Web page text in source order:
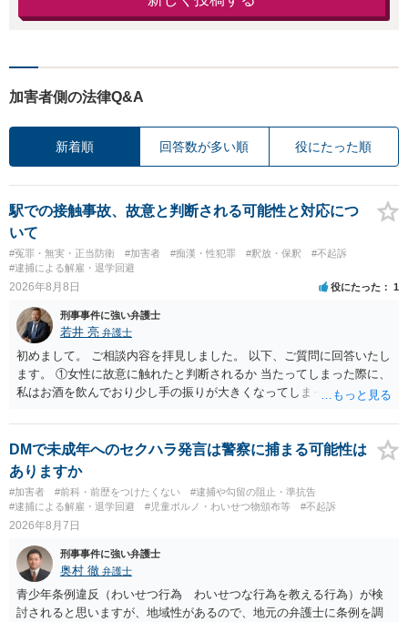
加害者側の法律Q&A
新着順 回答数が多い順 役にたった順
駅での接触事故、故意と判断される可能性と対応につ
いて
#冤罪・無実・正当防衛 #加害者 #痴漢・性犯罪 #釈放・保釈
#不起訴
#逮捕による解雇・退学回避
2026年8月8日 役にたった 1
刑事事件に強い弁護士
若井 亮 弁護士
初めまして。 ご相談内容を拝見しました。 以下、ご質問に回答いたし
ます。 ①女性に故意に触れたと判断されるか 当たってしまった際に、
私はお酒を飲んでおり少し手の振りが大きくなってしまっていたこと
いた場合、故意だと判定されやすいのでしょうか？ お伺いする限り、
故意があると判断されることは無いかと思います。 ②逮捕、呼び出し
の可能性 この行為により、痴漢やその他の犯罪を犯したとして、逮
捕、呼び出しされる可能性はどれほどでしょうか？ 誤って当たってし
まっただけであり、さらにその場で女性等のアクションが無かったこ
とからすると、この後に呼び出される可能性は極めて低いと思いま
能性があると考えれば良いのでしょうか？ 逮捕や呼び出しの可能性は
極めて低いと思います。 連絡が来ることはないでしょう。
DMで未成年へのセクハラ発言は警察に捕まる可能性は
ありますか
#加害者 #前科・前歴をつけたくない
#逮捕や勾留の阻止・準抗告
#逮捕による解雇・退学回避
#児童ポルノ・わいせつ物頒布等 #不起訴
2026年8月7日
刑事事件に強い弁護士
奥村 徹 弁護士
青少年条例違反（わいせつ行為 わいせつな行為を教える行為）が検
討されると思いますが、地域性があるので、地元の弁護士に条例を調